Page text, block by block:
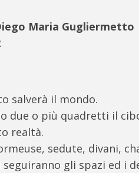
Maria Gugliermetto
salverà il mondo.
due o più quadretti il
realtà.
sedute, divani,
gli spazi ed i